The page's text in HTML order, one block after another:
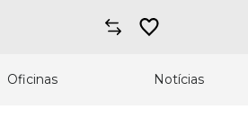
Oficinas Notícias